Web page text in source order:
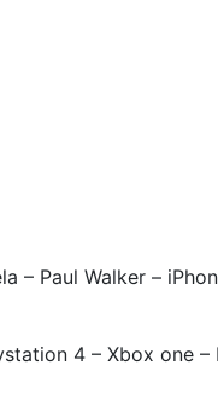
Paul Walker –
4 – Xbox one